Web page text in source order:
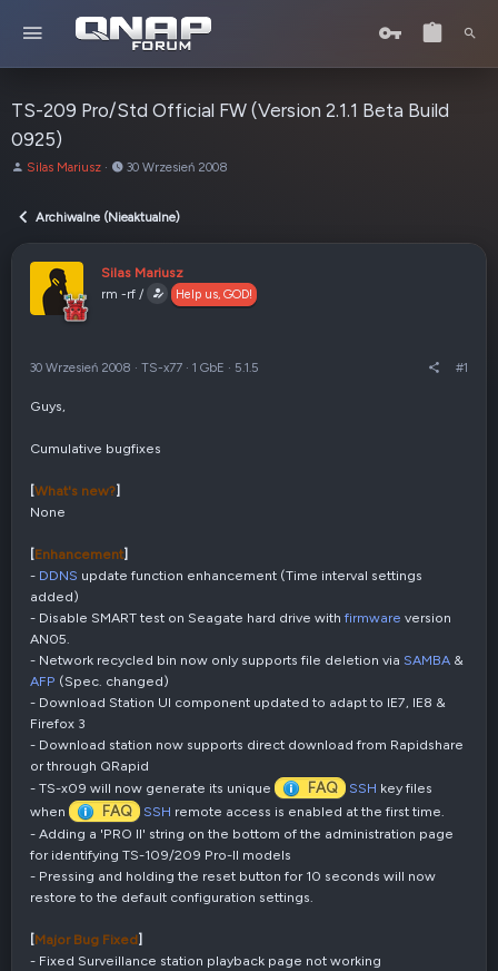
TS-209 Pro/Std Official FW (Version 2.1.1 Beta Build
0925)
A
o
r
u
Silas Mariusz
o
30 Wrzesień 2008
Archiwalne (Nieaktualne)
Silas Mariusz
rm -rf / Help us, GOD!
30 Wrzesień 2008 · TS-x77 · 1 GbE · 5.1.5 #1
Guys,
Cumulative bugfixes
[What's new?]
None
[Enhancement]
- DDNS update function enhancement (Time interval settings
added)
- Disable SMART test on Seagate hard drive withfirmware version
AN05.
- Network recycled bin now only supports file deletion via SAMBA &
AFP (Spec. changed)
- Download Station UI component updated to adapt to IE7, IE8 &
Firefox 3
- Download station now supports direct download from Rapidshare
or through QRapid
- TS-x09 will now generate its unique
FAQ SSH key files
when
FAQ SSH remote access is enabled at the first time.
- Adding a 'PRO II' string on the bottom of the administration page
for identifying TS-109/209 Pro-II models
- Pressing and holding the reset button for 10 seconds will now
restore to the default configuration settings.
[Major Bug Fixed]
- Fixed Surveillance station playback page not working